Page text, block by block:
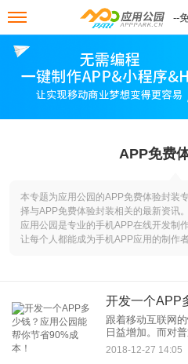
--
APP免费
本专题为应用公园的APP免费体验封装
择与APP免费体验封装相关的最新资讯。
应用公园是专业的手机APP在线开发制
让每个人都能成为手机APP应用的制作者
跟着移动互联网
日益增加。而对
具有一支高素质
缺陷，大多数公
2018-12-27 14:05